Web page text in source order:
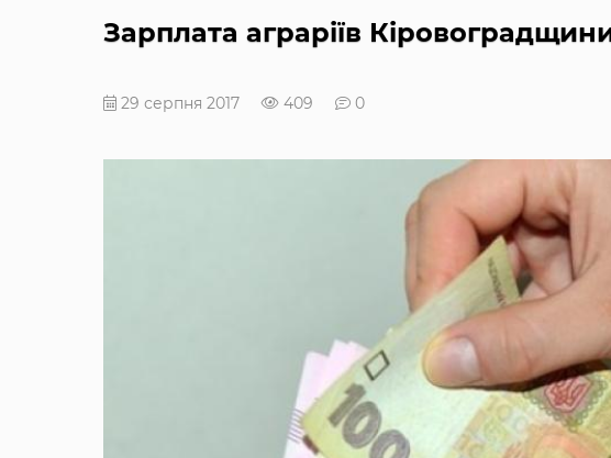
Зарплата аграріїв
29 серпня 2017 409 0